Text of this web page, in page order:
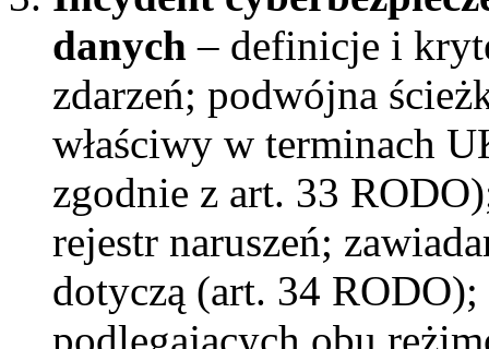
danych – definicje i
zdarzeń; podwójna
właściwy w terminach
zgodnie z art. 33
rejestr naruszeń;
dotyczą (art. 34